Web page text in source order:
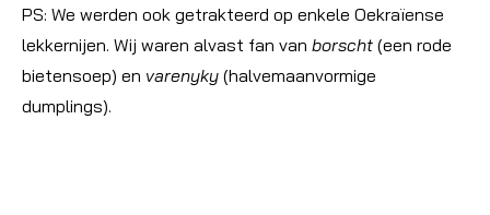
PS: We werden ook getrakteerd op enkele Oekraïense
lekkernijen. Wij waren alvast fan van borscht (een rode
bietensoep) en varenyky (halvemaanvormige
dumplings).